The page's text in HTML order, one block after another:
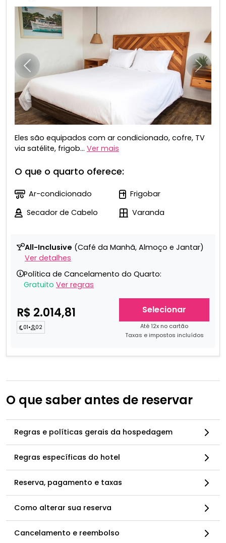
Anterior
Eles são equipados com ar condicionado, cofre, TV
via satélite, frigob... Ver mais
O que o quarto oferece:
Ar-condicionado
Frigobar
Secador de Cabelo
Varanda
All-Inclusive (Café da Manhã, Almoço e Jantar)
Ver detalhes
Política de Cancelamento do Quarto:
Gratuito Ver regras
R$ 2.014,81
01• 02
Selecionar
Até 12x no cartão
Taxas e impostos incluídos
O que saber antes de reservar
Regras e políticas gerais da hospedagem
Regras específicas do hotel
Reserva, pagamento e taxas
Como alterar sua reserva
Cancelamento e reembolso